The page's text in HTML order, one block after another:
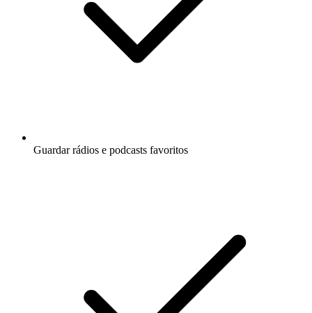
Guardar rádios e podcasts favoritos